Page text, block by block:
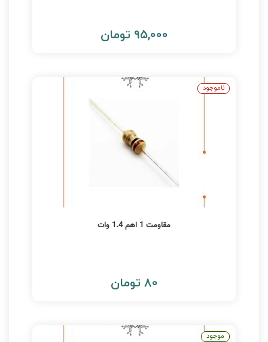
95,000 تومان
مقاومت 1 اهم 1.4 وات
80 تومان
ناموجود
موجود